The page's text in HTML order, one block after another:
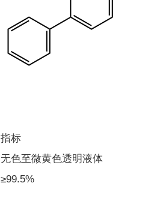
指标
无色至微黄色透明液体
≥99.5%